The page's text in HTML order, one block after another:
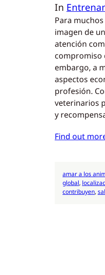
In
Para
imagen de
atención
compromiso
embargo, a
aspectos
profesión.
veterinarios
y
Find out
amar a los
global,
contribuyen,